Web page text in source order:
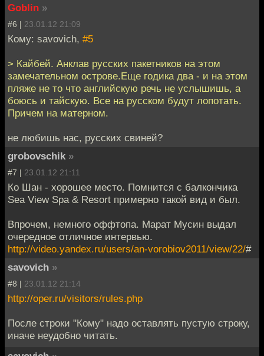
Goblin »
#6 | 23.01.12 21:09
Кому: savovich, #5
> Кайбей. Анклав русских пакетников на этом
замечательном острове.Еще годика два - и на этом
пляже не то что английскую речь не услышишь, а
боюсь и тайскую. Все на русском будут лопотать.
Причем на матерном.
не любишь нас, русских свиней?
grobovschik »
#7 | 23.01.12 21:11
Ко Шан - хорошее место. Помнится c балкончика
Sea View Spa & Resort примерно такой вид и был.
Впрочем, немного оффтопа. Марат Мусин выдал
очередное отличное интервью.
http://video.yandex.ru/users/an-vorobiov2011/view/22/#
savovich »
#8 | 23.01.12 21:14
http://oper.ru/visitors/rules.php
После строки "Кому" надо оставлять пустую строку,
иначе неудобно читать.